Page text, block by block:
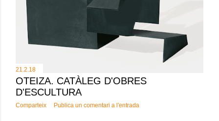
21.2.18
OTEIZA. CATÀLEG D'OBRES
D'ESCULTURA
Comparteix Publica un comentari a l'entrada